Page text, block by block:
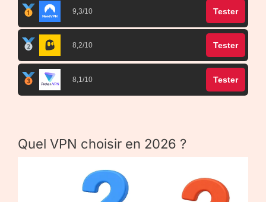
9,3/10 Tester
8,2/10 Tester
8,1/10 Tester
Quel VPN choisir en 2026 ?